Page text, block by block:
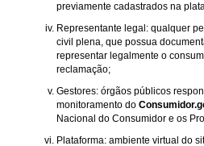
previamente cadastrados na
Representante legal: qualquer
civil plena, que possua
representar legalmente o
reclamação;
Gestores: órgãos públicos
monitoramento do
Nacional do Consumidor e os
Plataforma: ambiente virtual do